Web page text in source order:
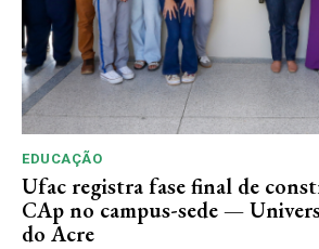
EDUCAÇÃO
Ufac registra fase final de
CAp no campus-sede —
do Acre